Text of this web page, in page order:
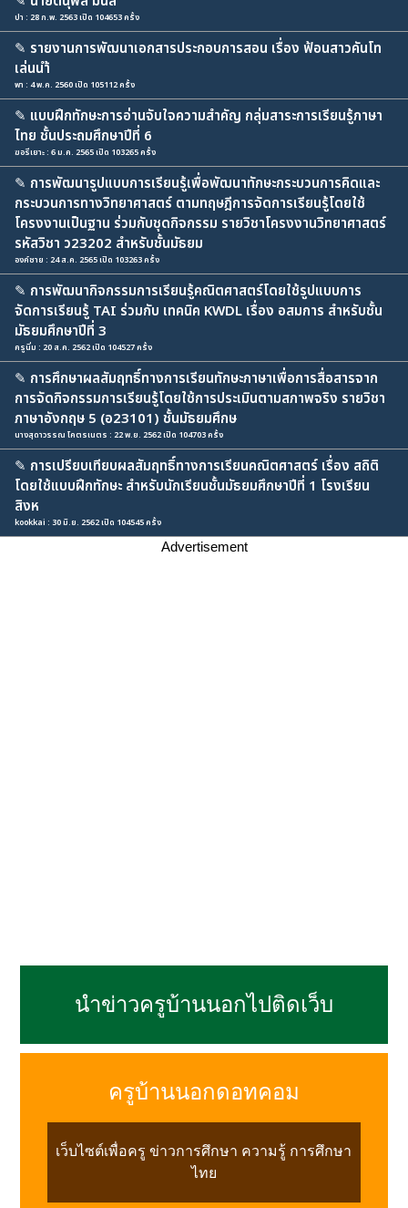
ปา : 28 ก.พ. 2563 เปิด 104653 ครั้ง
✎ รายงานการพัฒนาเอกสารประกอบการสอน เรื่อง ฟ้อนสาวคันโท
เล่นนำ้
พา : 4 พ.ค. 2560 เปิด 105112 ครั้ง
✎ แบบฝึกทักษะการอ่านจับใจความสำคัญ กลุ่มสาระการเรียนรู้ภาษา
ไทย ชั้นประถมศึกษาปีที่ 6
ฆอรีเยาะ : 6 ม.ค. 2565 เปิด 103265 ครั้ง
✎ การพัฒนารูปแบบการเรียนรู้เพื่อพัฒนาทักษะกระบวนการคิดและ
กระบวนการทางวิทยาศาสตร์ ตามทฤษฎีการจัดการเรียนรู้โดยใช้
โครงงานเป็นฐาน ร่วมกับชุดกิจกรรม รายวิชาโครงงานวิทยาศาสตร์
รหัสวิชา ว23202 สำหรับชั้นมัธยม
องค์ชาย : 24 ส.ค. 2565 เปิด 103263 ครั้ง
✎ การพัฒนากิจกรรมการเรียนรู้คณิตศาสตร์โดยใช้รูปแบบการ
จัดการเรียนรู้ TAI ร่วมกับ เทคนิค KWDL เรื่อง อสมการ สำหรับชั้น
มัธยมศึกษาปีที่ 3
ครูนิ่ม : 20 ส.ค. 2562 เปิด 104527 ครั้ง
✎ การศึกษาผลสัมฤทธิ์ทางการเรียนทักษะภาษาเพื่อการสื่อสารจาก
การจัดกิจกรรมการเรียนรู้โดยใช้การประเมินตามสภาพจริง รายวิชา
ภาษาอังกฤษ 5 (อ23101) ชั้นมัธยมศึกษ
นางสุดาวรรณ โคตรเนตร : 22 พ.ย. 2562 เปิด 104703 ครั้ง
✎ การเปรียบเทียบผลสัมฤทธิ์ทางการเรียนคณิตศาสตร์ เรื่อง สถิติ
โดยใช้แบบฝึกทักษะ สำหรับนักเรียนชั้นมัธยมศึกษาปีที่ 1 โรงเรียน
สิงห
kookkai : 30 มิ.ย. 2562 เปิด 104545 ครั้ง
Advertisement
นำข่าวครูบ้านนอกไปติดเว็บ
ครูบ้านนอกดอทคอม
เว็บไซต์เพื่อครู ข่าวการศึกษา ความรู้ การศึกษา
ไทย